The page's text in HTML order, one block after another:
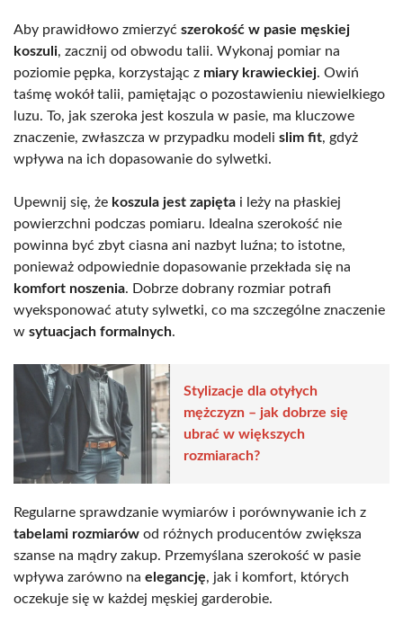
Aby prawidłowo zmierzyć szerokość w pasie męskiej
koszuli, zacznij od obwodu talii. Wykonaj pomiar na
poziomie pępka, korzystając z miary krawieckiej. Owiń
taśmę wokół talii, pamiętając o pozostawieniu niewielkiego
luzu. To, jak szeroka jest koszula w pasie, ma kluczowe
znaczenie, zwłaszcza w przypadku modeli slim fit, gdyż
wpływa na ich dopasowanie do sylwetki.
Upewnij się, że koszula jest zapięta i leży na płaskiej
powierzchni podczas pomiaru. Idealna szerokość nie
powinna być zbyt ciasna ani nazbyt luźna; to istotne,
ponieważ odpowiednie dopasowanie przekłada się na
komfort noszenia. Dobrze dobrany rozmiar potrafi
wyeksponować atuty sylwetki, co ma szczególne znaczenie
w sytuacjach formalnych.
Stylizacje dla otyłych
mężczyzn – jak dobrze się
ubrać w większych
rozmiarach?
Regularne sprawdzanie wymiarów i porównywanie ich z
tabelami rozmiarów od różnych producentów zwiększa
szanse na mądry zakup. Przemyślana szerokość w pasie
wpływa zarówno na elegancję, jak i komfort, których
oczekuje się w każdej męskiej garderobie.